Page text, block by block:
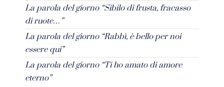
La parola del giorno “Sibilo di frusta, fracasso
di ruote…”
La parola del giorno “Rabbì, è bello per noi
essere qui”
La parola del giorno “Ti ho amato di amore
eterno”